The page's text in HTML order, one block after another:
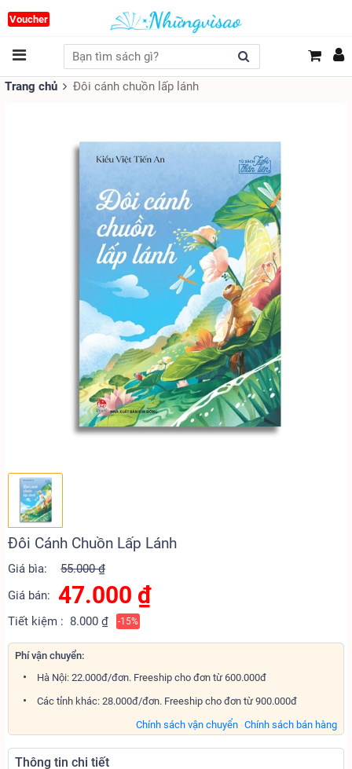
Voucher
Trang chủ Đôi cánh chuồn lấp lánh
Đôi Cánh Chuồn Lấp Lánh
Giá bìa:
55.000 ₫
Giá bán:
47.000 ₫
Tiết kiệm : 8.000 ₫ -15%
Phí vận chuyển:
Hà Nội: 22.000đ/đơn. Freeship cho đơn từ 600.000đ
Các tỉnh khác: 28.000đ/đơn. Freeship cho đơn từ 900.000đ
Chính sách bán hàng
Chính sách vận chuyển
Thông tin chi tiết